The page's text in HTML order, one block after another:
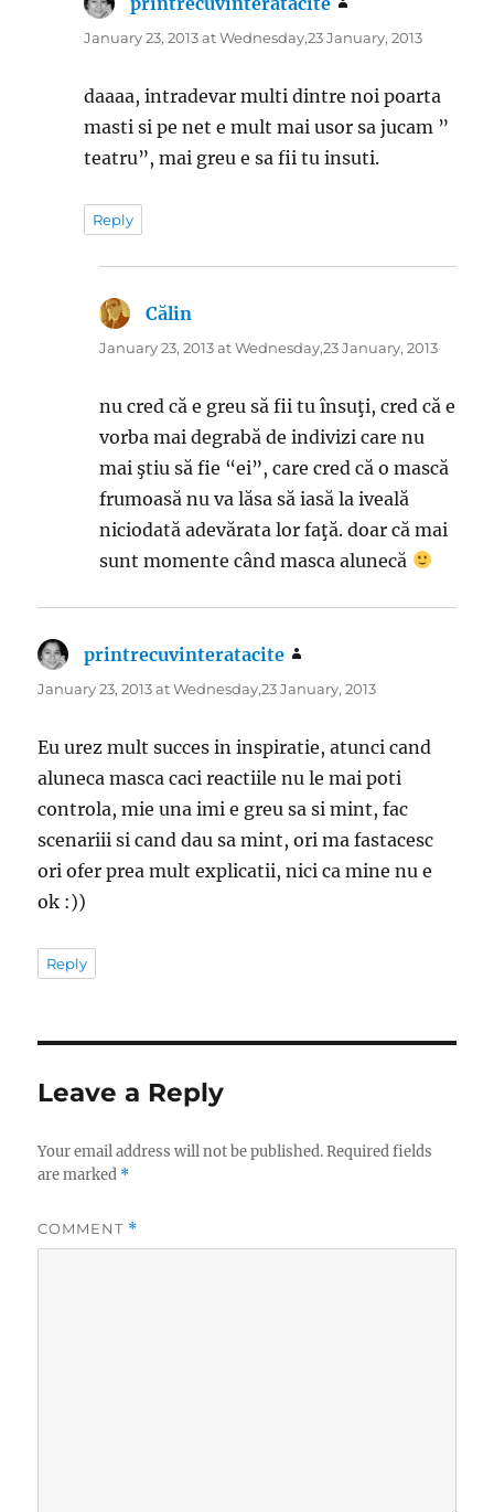
January 23, 2013 at Wednesday,23 January, 2013
daaaa, intradevar multi dintre noi poarta
masti si pe net e mult mai usor sa jucam ”
teatru”, mai greu e sa fii tu insuti.
Reply
Călin
January 23, 2013 at Wednesday,23 January, 2013
nu cred că e greu să fii tu însuţi, cred că e
vorba mai degrabă de indivizi care nu
mai ştiu să fie “ei”, care cred că o mască
frumoasă nu va lăsa să iasă la iveală
niciodată adevărata lor faţă. doar că mai
sunt momente când masca alunecă
printrecuvinteratacite
January 23, 2013 at Wednesday,23 January, 2013
Eu urez mult succes in inspiratie, atunci cand
aluneca masca caci reactiile nu le mai poti
controla, mie una imi e greu sa si mint, fac
scenariii si cand dau sa mint, ori ma fastacesc
ori ofer prea mult explicatii, nici ca mine nu e
ok :))
Reply
Leave a Reply
Your email address will not be published. Required fields
are marked *
COMMENT *